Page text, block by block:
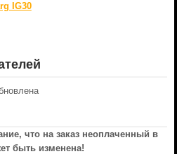
IG30
что на заказ неоплаченный в
быть изменена!